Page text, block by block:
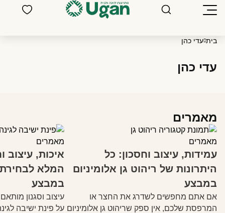
בית עדי כהן
עדי כהן
מאמרים
מאמרים
עמידות, עיצוב וחסכון: כל
היתרונות של ריהוט גן אלומיניום
במבצע
אם אתם מחפשים לשדרג את החצר או
המרפסת שלכם, אין ספק שריהוט גן אלומיניום
מאמרים
איכות, עיצוב
המלא לבחירת
במבצע
עיצוב וסגנון
על פינת ישיבה